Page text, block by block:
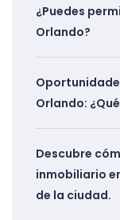
¿Puedes
Orlando?
Orlando:
Descubre
inmobiliario
de la ciudad.